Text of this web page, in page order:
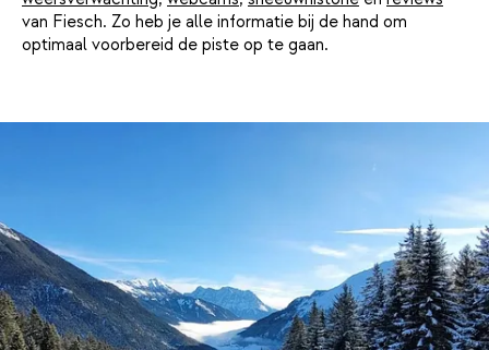
van Fiesch. Zo heb je alle informatie bij de hand om
optimaal voorbereid de piste op te gaan.